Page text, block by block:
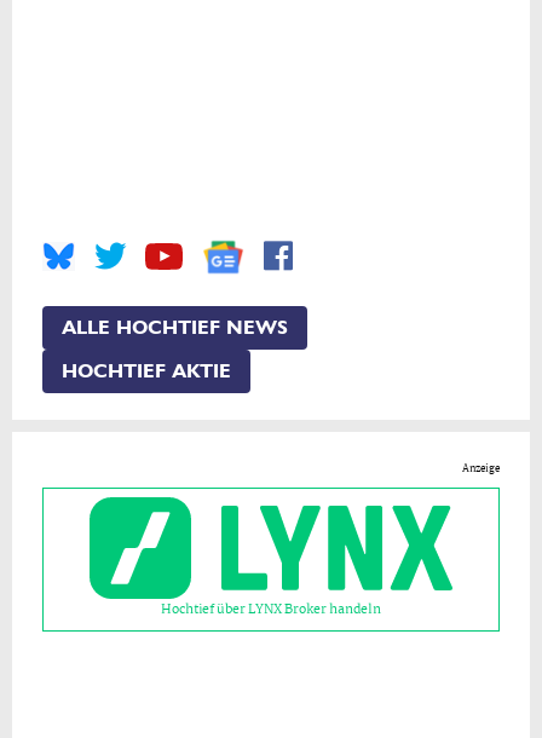
ALLE HOCHTIEF NEWS
HOCHTIEF AKTIE
Anzeige
Hochtief über LYNX Broker handeln